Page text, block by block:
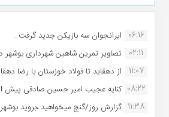
06:16 ایرانجوان سه بازیکن جدید گرفت...
02:11
تصاویر تمرین شاهین شهردارى بوشهر
11:07
از دهقاید تا فولاد خوزستان با رضا
08:22 کنایه عجیب امیر حسین صادقی پیش
11:38 گزارش روز/گنج میخواهید ،بروید